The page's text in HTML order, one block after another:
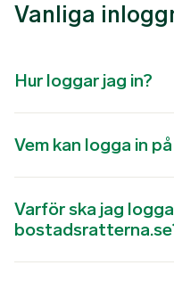
Vanliga
Hur loggar jag in?
Vem kan logga in
Varför ska jag